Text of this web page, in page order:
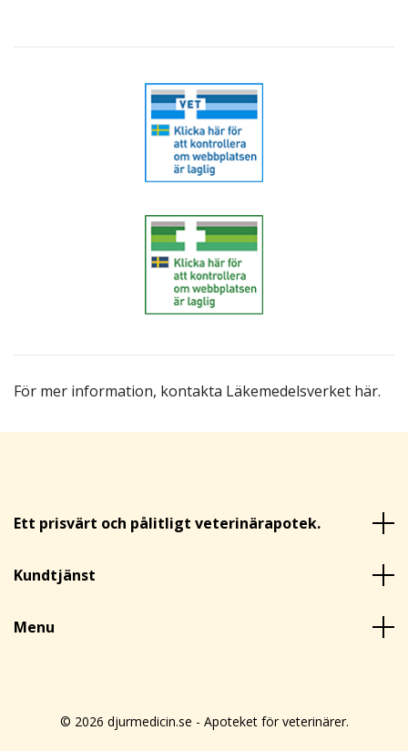
För mer information, kontakta Läkemedelsverket här.
Ett prisvärt och pålitligt veterinärapotek.
Kundtjänst
Menu
© 2026 djurmedicin.se - Apoteket för veterinärer.